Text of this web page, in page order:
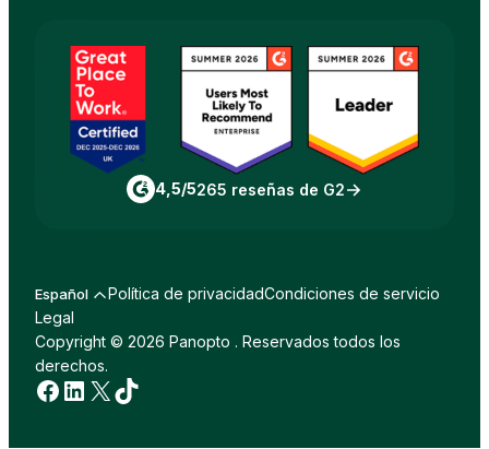
4,5/5265 reseñas de G2
Español Política de privacidadCondiciones de servicio
Legal
Copyright © 2026 Panopto . Reservados todos los
derechos.
Facebook
LinkedIn
incógnita
TikTok